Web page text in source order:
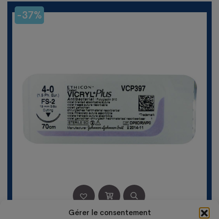
Gérer le consentement
était :
est :
-37%